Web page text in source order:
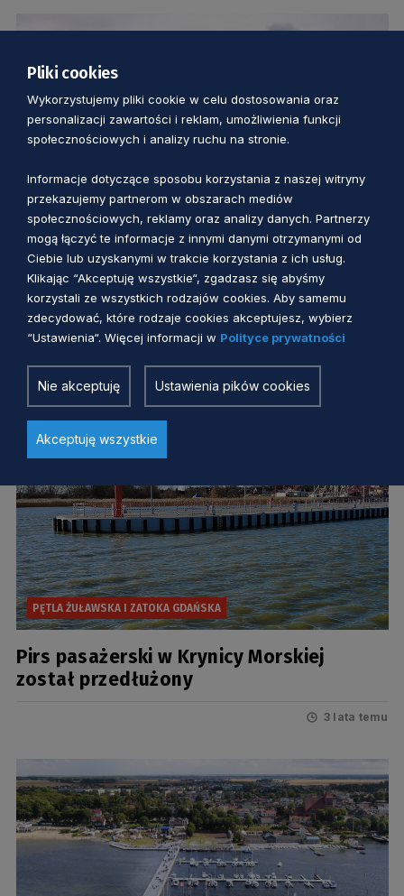
PĘTLA ŻUŁAWSKA I ZATOKA GDAŃSKA
W Krynicy Morskiej zakończono
rozbudowę największego portu
jachtowego na Zalewie Wiślanym.
3 lata temu
PĘTLA ŻUŁAWSKA I ZATOKA GDAŃSKA
Pirs pasażerski w Krynicy Morskiej
został przedłużony
3 lata temu
Pliki cookies
Wykorzystujemy pliki cookie w celu dostosowania oraz
personalizacji zawartości i reklam, umożliwienia funkcji
społecznościowych i analizy ruchu na stronie.
Informacje dotyczące sposobu korzystania z naszej witryny
przekazujemy partnerom w obszarach mediów
społecznościowych, reklamy oraz analizy danych. Partnerzy
mogą łączyć te informacje z innymi danymi otrzymanymi od
Ciebie lub uzyskanymi w trakcie korzystania z ich usług.
Klikając “Akceptuję wszystkie“, zgadzasz się abyśmy
korzystali ze wszystkich rodzajów cookies. Aby samemu
zdecydować, które rodzaje cookies akceptujesz, wybierz
“Ustawienia“. Więcej informacji w Polityce prywatności
Nie akceptuję Ustawienia pików cookies
Akceptuję wszystkie